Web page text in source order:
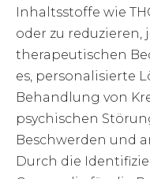
Inhaltsstoffe wie
oder zu
therapeutischen
es, personalisierte
Behandlung von
psychischen
Beschwerden und
Durch die